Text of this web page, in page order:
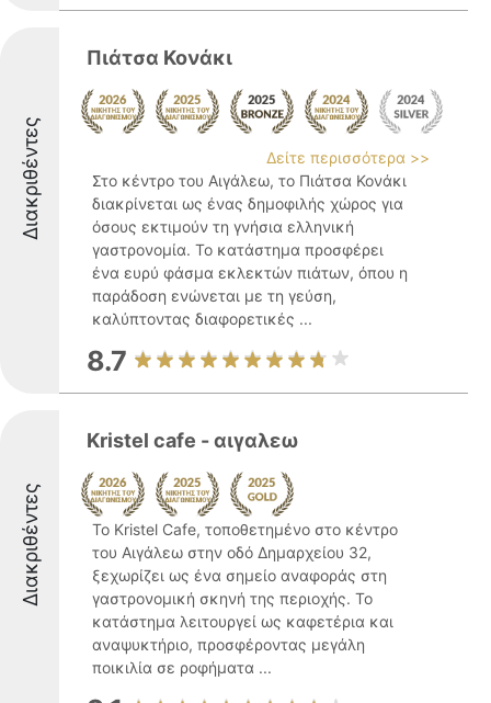
Διακριθέντες
Πιάτσα Κονάκι
Δείτε περισσότερα >>
Στο κέντρο του Αιγάλεω, το Πιάτσα Κονάκι
διακρίνεται ως ένας δημοφιλής χώρος για
όσους εκτιμούν τη γνήσια ελληνική
γαστρονομία. Το κατάστημα προσφέρει
ένα ευρύ φάσμα εκλεκτών πιάτων, όπου η
παράδοση ενώνεται με τη γεύση,
καλύπτοντας διαφορετικές ...
8.7
Διακριθέντες
Kristel cafe - αιγαλεω
Το Kristel Cafe, τοποθετημένο στο κέντρο
του Αιγάλεω στην οδό Δημαρχείου 32,
ξεχωρίζει ως ένα σημείο αναφοράς στη
γαστρονομική σκηνή της περιοχής. Το
κατάστημα λειτουργεί ως καφετέρια και
αναψυκτήριο, προσφέροντας μεγάλη
ποικιλία σε ροφήματα ...